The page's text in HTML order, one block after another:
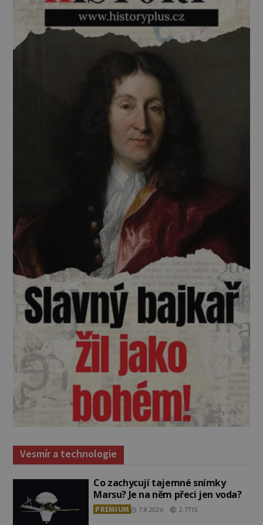
Vesmír a technologie
Co zachycují tajemné snímky
Marsu? Je na něm přeci jen voda?
PREMIUM 7.8.2026 2.7TIS